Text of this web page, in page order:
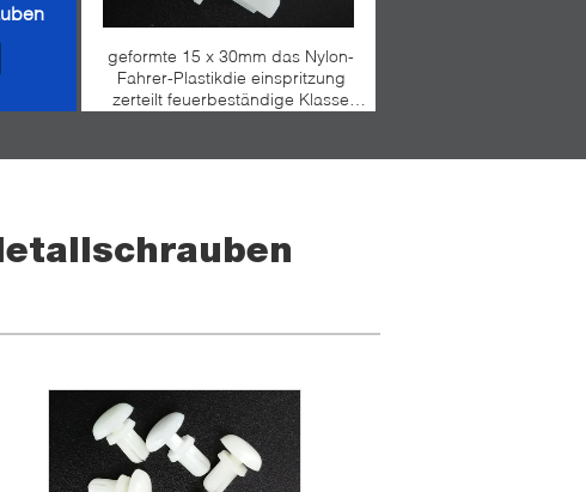
geformte 15 x 30mm das Nylon-
Fahrer-Plastikdie einspritzung
zerteilt feuerbeständige Klasse